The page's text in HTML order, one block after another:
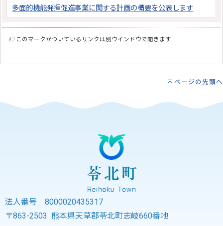
多面的機能発揮促進事業に関する計画の概要を公表します
このマークがついているリンクは別ウインドウで開きます
ページの先頭へ
法人番号 8000020435317
〒863-2503 熊本県天草郡苓北町志岐660番地